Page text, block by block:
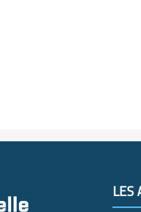
LES